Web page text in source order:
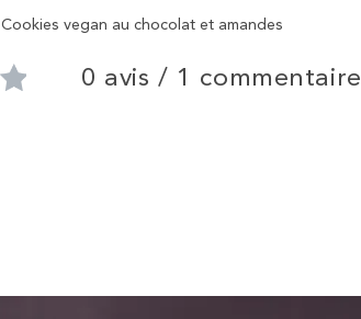
Cookies vegan au chocolat et amandes
0 avis / 1 commentaire